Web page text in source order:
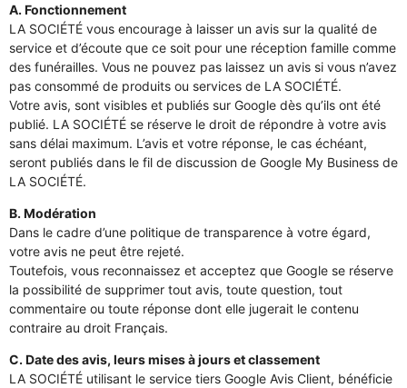
A. Fonctionnement
LA SOCIÉTÉ vous encourage à laisser un avis sur la qualité de
service et d’écoute que ce soit pour une réception famille comme
des funérailles. Vous ne pouvez pas laissez un avis si vous n’avez
pas consommé de produits ou services de LA SOCIÉTÉ.
Votre avis, sont visibles et publiés sur Google dès qu’ils ont été
publié. LA SOCIÉTÉ se réserve le droit de répondre à votre avis
sans délai maximum. L’avis et votre réponse, le cas échéant,
seront publiés dans le fil de discussion de Google My Business de
LA SOCIÉTÉ.
B. Modération
Dans le cadre d’une politique de transparence à votre égard,
votre avis ne peut être rejeté.
Toutefois, vous reconnaissez et acceptez que Google se réserve
la possibilité de supprimer tout avis, toute question, tout
commentaire ou toute réponse dont elle jugerait le contenu
contraire au droit Français.
C. Date des avis, leurs mises à jours et classement
LA SOCIÉTÉ utilisant le service tiers Google Avis Client, bénéficie